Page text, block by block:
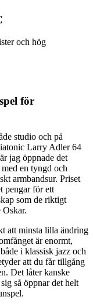
och hög
för
studio och på
Larry Adler 64
jag öppnade det
en tyngd och
armbandsur. Priset
pengar för ett
som de riktigt
Oskar.
att minsta lilla ändring
är enormt,
i klassisk jazz och
att du får tillgång
Det låter kanske
så öppnar det helt